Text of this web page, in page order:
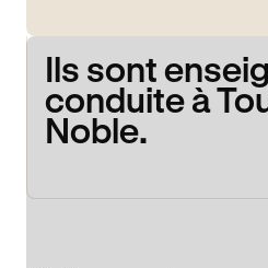
Ils sont
conduite à
Noble.